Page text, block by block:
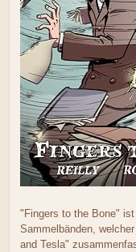
"Fingers to the Bone"
Sammelbänden,
and Tesla"